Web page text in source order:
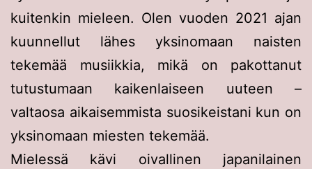
kuitenkin mieleen. Olen vuoden 2021 ajan
kuunnellut lähes yksinomaan naisten
tekemää musiikkia, mikä on pakottanut
tutustumaan kaikenlaiseen uuteen –
valtaosa aikaisemmista suosikeistani kun on
yksinomaan miesten tekemää.
Mielessä kävi oivallinen japanilainen